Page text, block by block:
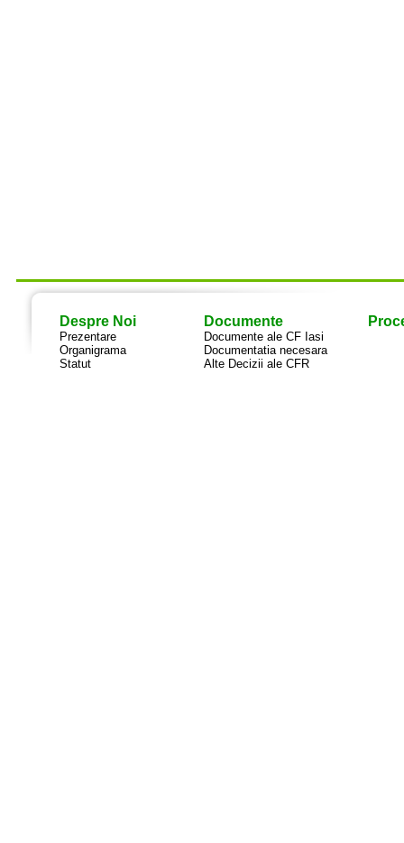
Despre Noi
Prezentare
Organigrama
Statut
Documente
Documente ale CF Iasi
Documentatia necesara
Alte Decizii ale CFR